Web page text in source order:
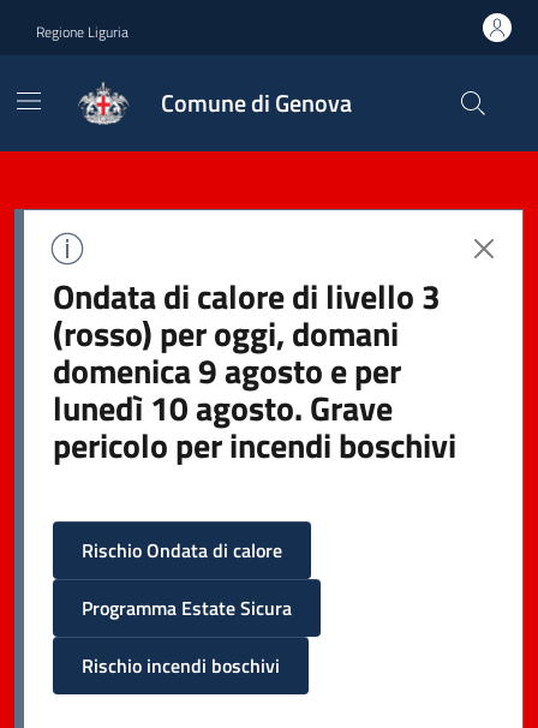
Regione Liguria
Comune di Genova
Ondata di calore di livello 3
(rosso) per oggi, domani
domenica 9 agosto e per
lunedì 10 agosto. Grave
pericolo per incendi boschivi
Rischio Ondata di calore
Programma Estate Sicura
Rischio incendi boschivi